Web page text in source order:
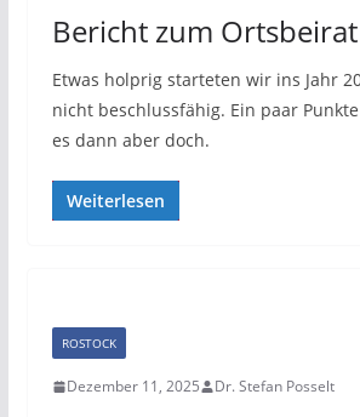
Bericht zum
Etwas holprig starteten wir ins Jahr
nicht beschlussfähig. Ein paar
es dann aber doch.
Weiterlesen
ROSTOCK
Dezember 11, 2025 Dr. Stefan Posselt